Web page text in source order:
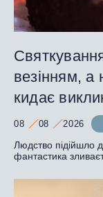
везінням, а
кидає
08 08 2026
Людство підійшло
фантастика